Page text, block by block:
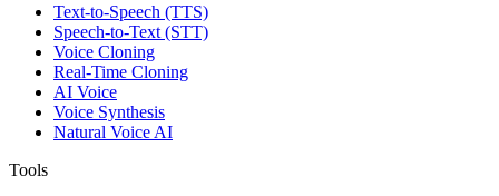
Text-to-Speech (TTS)
Speech-to-Text (STT)
Voice Cloning
Real-Time Cloning
AI Voice
Voice Synthesis
Natural Voice AI
Tools